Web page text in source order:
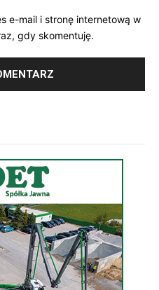
e-mail i stronę internetową w
gdy skomentuję.